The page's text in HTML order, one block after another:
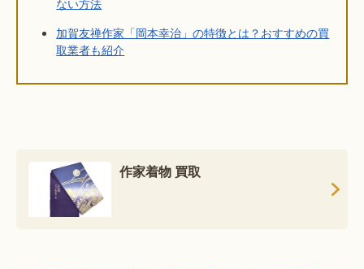
ない方法
加賀友禅作家「岡本幸治」の特徴とは？おすすめの買
取業者も紹介
作家着物 買取